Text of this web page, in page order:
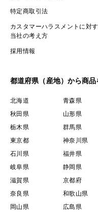
特定商取引法
カスタマーハラスメントに対
当社の考え方
採用情報
都道府県（産地）から商品
北海道 青森県
秋田県
山形県
栃木県
群馬県
東京都
神奈川県
石川県
福井県
岐阜県
静岡県
滋賀県
京都府
奈良県
和歌山県
岡山県
広島県